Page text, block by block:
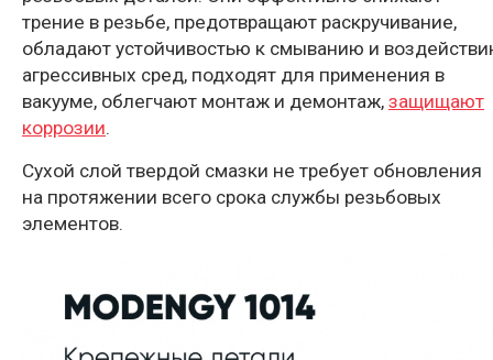
трение в резьбе, предотвращают раскручивание,
обладают устойчивостью к смыванию и
агрессивных сред, подходят для применения в
вакууме, облегчают монтаж и демонтаж, защищают
коррозии.
Сухой слой твердой смазки не требует обновления
на протяжении всего срока службы резьбовых
элементов.